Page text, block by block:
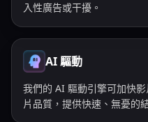
入性廣告或干擾。
AI 驅動
我們的 AI 驅動引擎可加快
片品質，提供快速、無憂的